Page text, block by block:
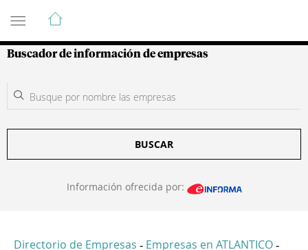
Guía de Empresas Colombianas
Buscador de información de empresas
BUSCAR
Información ofrecida por:
Directorio de Empresas - Empresas en ATLANTICO -